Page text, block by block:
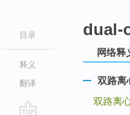
目录
释义
翻译
dual-
网络释
双路离
双路离